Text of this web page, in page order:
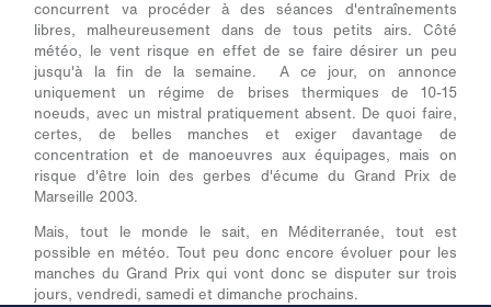
concurrent va procéder à des séances d'entraînements
libres, malheureusement dans de tous petits airs. Côté
météo, le vent risque en effet de se faire désirer un peu
jusqu'à la fin de la semaine. A ce jour, on annonce
uniquement un régime de brises thermiques de 10-15
noeuds, avec un mistral pratiquement absent. De quoi faire,
certes, de belles manches et exiger davantage de
concentration et de manoeuvres aux équipages, mais on
risque d'être loin des gerbes d'écume du Grand Prix de
Marseille 2003.
Mais, tout le monde le sait, en Méditerranée, tout est
possible en météo. Tout peu donc encore évoluer pour les
manches du Grand Prix qui vont donc se disputer sur trois
jours, vendredi, samedi et dimanche prochains.